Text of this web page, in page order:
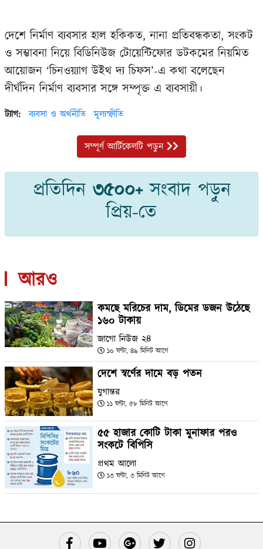
দেশে নির্মাণ ব্যবসার হাল হকিকত, নানা প্রতিবন্ধকতা, সংকট
ও সম্ভাবনা নিয়ে বিডিনিউজ টোয়েন্টিফোর ডটকমের নিয়মিত
আয়োজন ‘চিনওয়্যাগ উইথ দ্য চিফস’-এ কথা বলেছেন
দীর্ঘদিন নির্মাণ ব্যবসার সঙ্গে সম্পৃক্ত এ ব্যবসায়ী।
ট্যাগ: ব্যবসা ও অর্থনীতি মূল্যস্ফীতি
সম্পূর্ণ আর্টিকেলটি পড়ুন
প্রতিদিন ৩৫০০+সংবাদ পড়ুন
প্রিয়-তে
আরও
কমছে মরিচের দাম, ডিমের ডজন উঠেছে
১৬০ টাকায়
জাগো নিউজ ২৪
১০ ঘণ্টা, ৪৯ মিনিট আগে
দেশে স্বর্ণের দামে বড় পতন
যুগান্তর
১১ ঘণ্টা, ৫৮ মিনিট আগে
৫৫ হাজার কোটি টাকা মুনাফার পরও
সংকটে বিপিসি
প্রথম আলো
১৩ ঘণ্টা, ৩ মিনিট আগে